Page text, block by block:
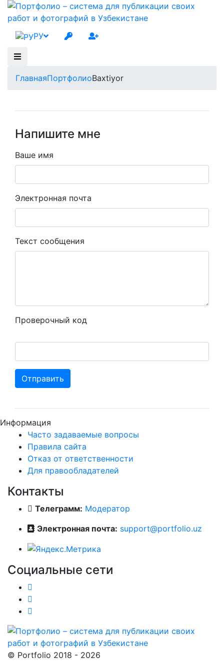
РУ
ГлавнаяПортфолиоBaxtiyor
Напишите мне
Ваше имя
Электронная почта
Текст сообщения
Проверочный код
Отправить
Информация
Часто задаваемые вопросы
Правила сайта
Отказ от ответственности
Для правообладателей
Контакты
Телеграмм: Модератор
Электронная почта: support@portfolio.uz
Социальные сети
© Portfolio 2018 - 2026